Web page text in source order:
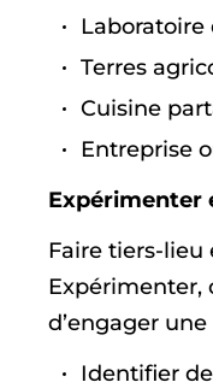
Terres
Cuisine
Entreprise
Expérimenter
Faire tiers-lieu
Expérimenter,
d’engager
Identifier